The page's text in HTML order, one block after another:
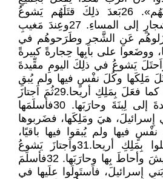
أعدائكُمُ الذينَ تُحارِبونَهُم». 26بَعدَ ذلِكَ قتَلَهُم يَشوعُ
وعَلَّقَهُم على خمْسِ أشجارٍ إلى المساءِ. 27وعِندَ مَغيبِ
عَنِ الشَّجرِ وطَرَحوهُم في
ووضَعوا على بابِها حِجارةً كبيرةً
إلى يومِنا هذا.28واَحتَلَ يَشوعُ في ذلِكَ اليومِ مقِّيدةَ
مَلِكَها وكُلَ نفْسٍ فيها ولم يُبقِ
فيها باقيًا، وفعَلَ بِمَلِكِها كما فعَلَ بِمَلِكِ أريحا.29ثُمَ اَجتازَ
يَشوعُ ورِجالُه مِنْ مقِّيدةَ إلى لِبنَةَ وحارَبَها. 30فأسلَمَها
إِسرائيلَ، هيَ ومَلِكَها، فضَربوها
فيها ولم يُبقوا فيها باقيًا،
وفعَلوا بِمَلِكِها كما فَعَلوا بِمَلِكِ أريحا.31واَجتازَ يَشوعُ
ورِجالُهُ مِنْ لِبنَةَ إلى لَخيشَ وأحاطَ بِها وحارَبَها. 32فأسلَمَ
إِسرائيلَ، فاَستَولَوا علَيها في